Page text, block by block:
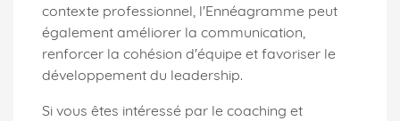
contexte professionnel, l'Ennéagramme peut
également améliorer la communication,
renforcer la cohésion d'équipe et favoriser le
développement du leadership.
Si vous êtes intéressé par le coaching et